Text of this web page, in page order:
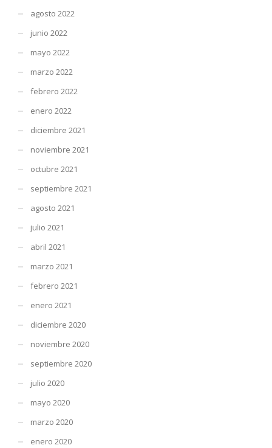
agosto 2022
junio 2022
mayo 2022
marzo 2022
febrero 2022
enero 2022
diciembre 2021
noviembre 2021
octubre 2021
septiembre 2021
agosto 2021
julio 2021
abril 2021
marzo 2021
febrero 2021
enero 2021
diciembre 2020
noviembre 2020
septiembre 2020
julio 2020
mayo 2020
marzo 2020
enero 2020